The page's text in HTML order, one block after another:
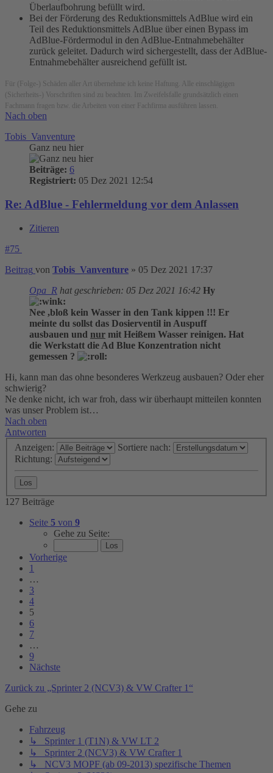
Überlaufbohrung befüllt wird.
Bei der Förderung des Reduktionsmittels AdBlue wird ein
Teil des Reduktionsmittels AdBlue über einen Bypass im
AdBlue-Fördermodul in den AdBlue-Entnahmebehälter
zurück geleitet. Dadurch wird sichergestellt, dass der AdBlue-
Entnahmebehälter ausreichend gefüllt ist.
Für (Folge-) Schäden aller Art übernehme ich keine Haftung. Alle einschlägigen
(Sicherheits-) Vorschriften sind zu beachten. Im Zweifelsfalle grundsätzlich einen
Fachmann fragen bzw. die Arbeiten von einer Fachfirma ausführen lassen.
Nach oben
Tobis_Vanventure
Ganz neu hier
Beiträge: 6
Registriert: 05 Dez 2021 12:54
Re: AdBlue - Fehlermeldung vor dem Anlassen
Zitieren
#75
Beitrag von Tobis_Vanventure » 05 Dez 2021 17:37
Opa_R hat geschrieben: 05 Dez 2021 16:42 Hy
Nee ,bloß kein Wasser in den Tank kippen !!! Er
meinte du sollst das Dosierventil in Auspuff
ausbauen und nur mit Heißem Wasser reinigen. Hat
die Werkstatt die Ad Blue Konzentration nicht
gemessen ?
Hi, kann man das ohne besonderes Werkzeug ausbauen? Oder eher
schwierig?
Ne denke nicht, ich war froh, dass wir überhaupt mitteilen konnten
was unser Problem ist…
Nach oben
Antworten
Anzeigen:
Sortiere nach:
Richtung:
127 Beiträge
Seite 5 von 9
Gehe zu Seite:
Vorherige
1
…
3
4
5
6
7
…
9
Nächste
Zurück zu „Sprinter 2 (NCV3) & VW Crafter 1“
Gehe zu
Fahrzeug
↳ Sprinter 1 (T1N) & VW LT 2
↳ Sprinter 2 (NCV3) & VW Crafter 1
↳ NCV3 MOPF (ab 09-2013) spezifische Themen